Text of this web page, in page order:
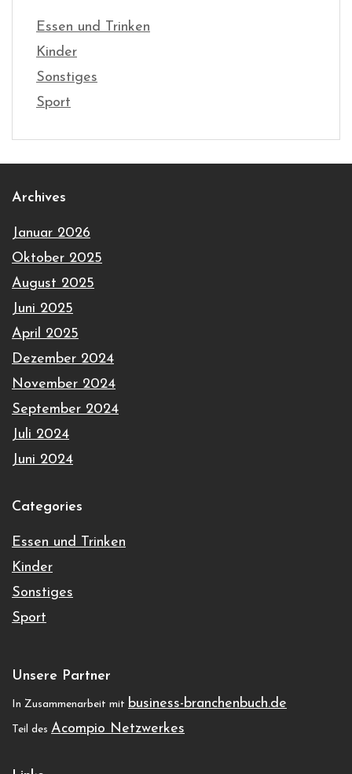
Essen und Trinken
Kinder
Sonstiges
Sport
Archives
Januar 2026
Oktober 2025
August 2025
Juni 2025
April 2025
Dezember 2024
November 2024
September 2024
Juli 2024
Juni 2024
Categories
Essen und Trinken
Kinder
Sonstiges
Sport
Unsere Partner
In Zusammenarbeit mit business-branchenbuch.de
Teil des Acompio Netzwerkes